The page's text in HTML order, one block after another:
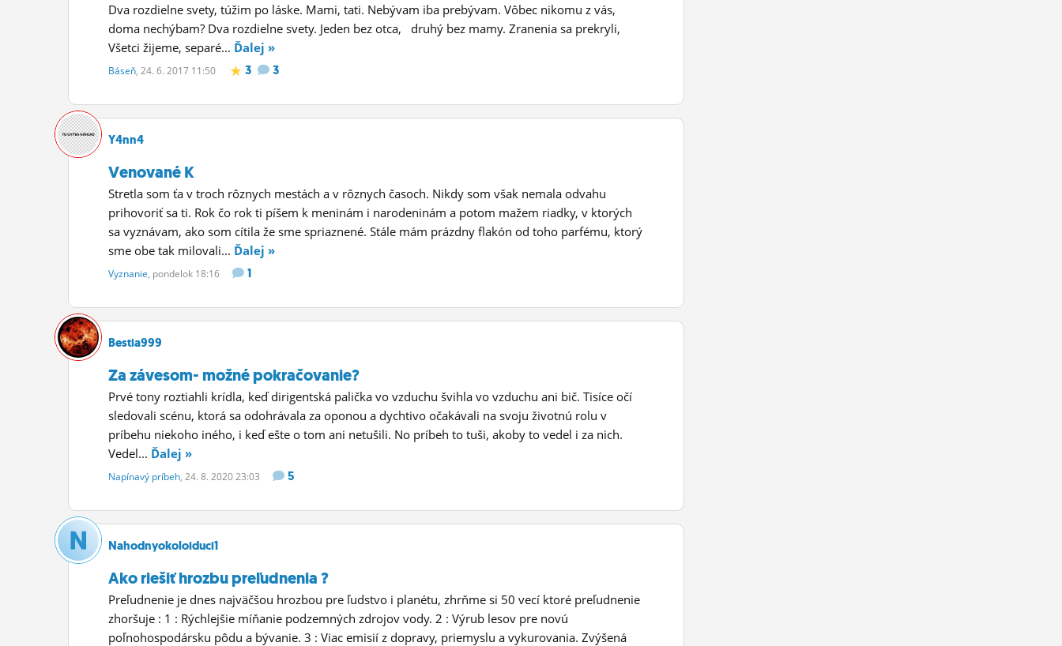
Dva rozdielne svety, túžim po láske. Mami, tati. Nebývam iba prebývam. Vôbec nikomu z vás,
doma nechýbam? Dva rozdielne svety. Jeden bez otca, druhý bez mamy. Zranenia sa prekryli,
Všetci žijeme, separé... Ďalej »
Báseň, 24. 6. 2017 11:50 3 3
Y4nn4
Venované K
Stretla som ťa v troch rôznych mestách a v rôznych časoch. Nikdy som však nemala odvahu
prihovoriť sa ti. Rok čo rok ti píšem k meninám i narodeninám a potom mažem riadky, v ktorých
sa vyznávam, ako som cítila že sme spriaznené. Stále mám prázdny flakón od toho parfému, ktorý
sme obe tak milovali... Ďalej »
Vyznanie, pondelok 18:16 1
Bestia999
Za závesom- možné pokračovanie?
Prvé tony roztiahli krídla, keď dirigentská palička vo vzduchu švihla vo vzduchu ani bič. Tisíce očí
sledovali scénu, ktorá sa odohrávala za oponou a dychtivo očakávali na svoju životnú rolu v
príbehu niekoho iného, i keď ešte o tom ani netušili. No príbeh to tuši, akoby to vedel i za nich.
Vedel... Ďalej »
Napínavý príbeh, 24. 8. 2020 23:03 5
Nahodnyokoloiduci1
Ako riešiť hrozbu preľudnenia ?
Preľudnenie je dnes najväčšou hrozbou pre ľudstvo i planétu, zhrňme si 50 vecí ktoré preľudnenie
zhoršuje : 1 : Rýchlejšie míňanie podzemných zdrojov vody. 2 : Výrub lesov pre novú
poľnohospodársku pôdu a bývanie. 3 : Viac emisií z dopravy, priemyslu a vykurovania. Zvýšená